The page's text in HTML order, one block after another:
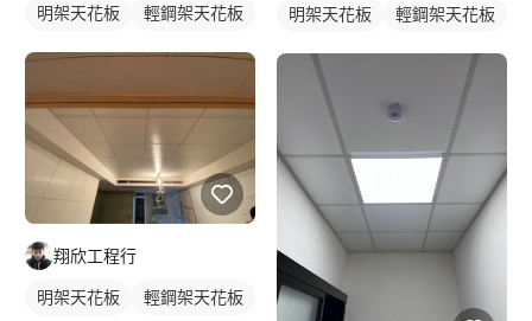
明架天花板 輕鋼架天花板
翔欣工程行
明架天花板
輕鋼架天花板
明架天花板 輕鋼架天花板